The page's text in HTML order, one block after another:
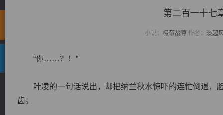
第二百一十七
小说： 极帝战尊作者： 淡起
“你……？！”
叶凌的一句话说出，却把纳兰秋水惊吓的连忙倒退，
齿。